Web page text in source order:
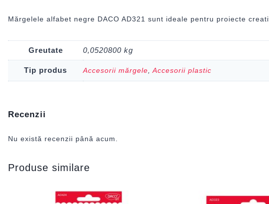
Mărgelele alfabet negre DACO AD321 sunt ideale pentru proiecte
Greutate 0,0520800 kg
Tip produs Accesorii mărgele Accesorii plastic
Recenzii
Nu există recenzii până acum.
Produse similare